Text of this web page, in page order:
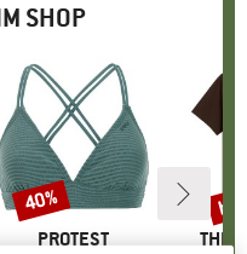
SHOP
MARKE
PROTEST
Rabatt
40%
THE